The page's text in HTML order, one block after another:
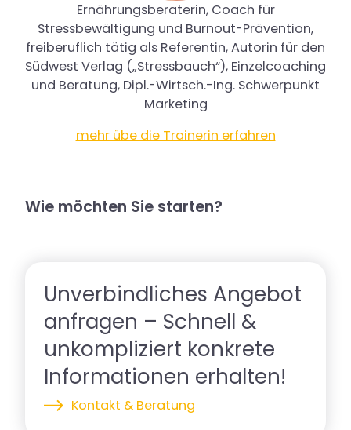
Ernährungsberaterin, Coach für
Stressbewältigung und Burnout-Prävention,
freiberuflich tätig als Referentin, Autorin für den
Südwest Verlag („Stressbauch“), Einzelcoaching
und Beratung, Dipl.-Wirtsch.-Ing. Schwerpunkt
Marketing
mehr übe die Trainerin erfahren
Wie möchten Sie starten?
Unverbindliches Angebot
anfragen – Schnell &
unkompliziert konkrete
Informationen erhalten!
Kontakt & Beratung